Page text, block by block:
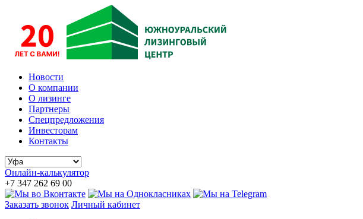
Новости
О компании
О лизинге
Партнеры
Спецпредложения
Инвесторам
Контакты
Онлайн-калькулятор
+7 347 262 69 00
Заказать звонок Личный кабинет